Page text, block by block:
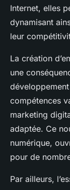
Internet, elles
dynamisant
leur
La création
une
compétences
marketing
adaptée. Ce
numérique,
pour de
Par ailleurs,